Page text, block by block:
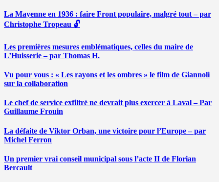
La Mayenne en 1936 : faire Front populaire, malgré tout – par
Christophe Tropeau 🔓
Les premières mesures emblématiques, celles du maire de
L’Huisserie – par Thomas H.
Vu pour vous : « Les rayons et les ombres » le film de Giannoli
sur la collaboration
Le chef de service exfiltré ne devrait plus exercer à Laval – Par
Guillaume Frouin
La défaite de Viktor Orban, une victoire pour l’Europe – par
Michel Ferron
Un premier vrai conseil municipal sous l’acte II de Florian
Bercault